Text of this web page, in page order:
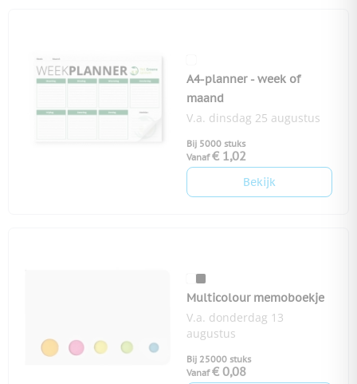
A4-planner - week of
maand
V.a. dinsdag 25 augustus
Bij 5000 stuks
Vanaf € 1,02
Bekijk
Multicolour memoboekje
V.a. donderdag 13
augustus
Bij 25000 stuks
Vanaf € 0,08